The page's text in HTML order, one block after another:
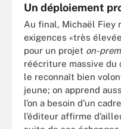
Un déploiement
Au final, Michaël Fiey
exigences «très
pour un projet on-
réécriture massive du
le reconnaît bien
jeune; on apprend
l’on a besoin d’un
l’éditeur affirme